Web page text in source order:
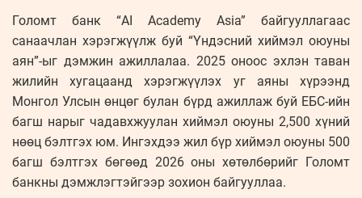
Голомт банк “AI Academy Asia” байгууллагаас
санаачлан хэрэгжүүлж буй “Үндэсний хиймэл оюуны
аян”-ыг дэмжин ажиллалаа. 2025 оноос эхлэн таван
жилийн хугацаанд хэрэгжүүлэх уг аяны хүрээнд
Монгол Улсын өнцөг булан бүрд ажиллаж буй ЕБС-ийн
багш нарыг чадавхжуулан хиймэл оюуны 2,500 хүний
нөөц бэлтгэх юм. Ингэхдээ жил бүр хиймэл оюуны 500
багш бэлтгэх бөгөөд 2026 оны хөтөлбөрийг Голомт
банкны дэмжлэгтэйгээр зохион байгууллаа.